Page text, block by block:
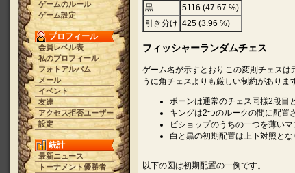
ゲームのルール
ゲーム設定
プロフィール
会員レベル表
私のプロフィール
フォトアルバム
メール
イベント
友達
アクセス拒否ユーザー
設定
統計
最新ニュース
トーナメント優勝者
黒
5116 (47.67 %)
引き分け 425 (3.96 %)
フィッシャーランダムチェス
ゲーム名が示すとおりこの変則チェス
うに角チェスよりも厳しい制約がありま
ポーンは通常のチェス同様2段目
キングは2つのルークの間に配置
ビショップのうちの一つを薄い
白と黒の初期配置は上下対照と
以下の図は初期配置の一例です。